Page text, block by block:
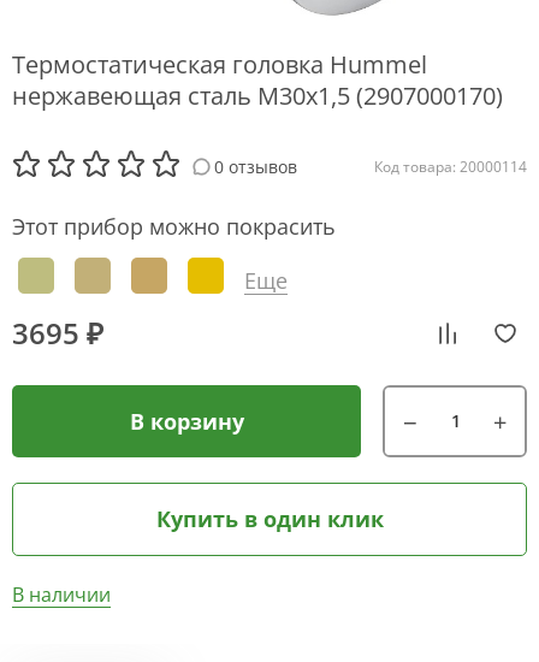
Термостатическая головка Hummel
нержавеющая сталь М30х1,5 (2907000170)
0 отзывов Код товара: 20000114
Этот прибор можно покрасить
Еще
3695 ₽
В корзину
Купить в один клик
В наличии